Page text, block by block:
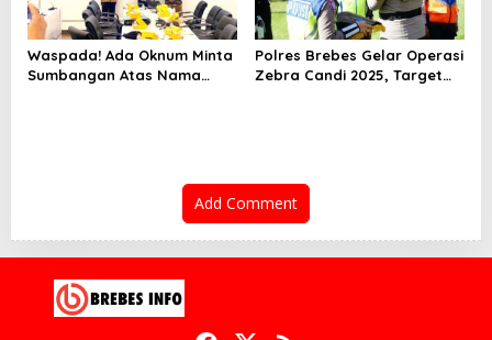
Waspada! Ada Oknum Minta
Sumbangan Atas Nama
Polres Brebes Gelar Operasi
Zebra Candi 2025, Target
Add Comment